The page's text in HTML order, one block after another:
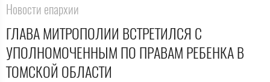
Новости епархии
ГЛАВА МИТРОПОЛИИ ВСТРЕТИЛСЯ С
УПОЛНОМОЧЕННЫМ ПО ПРАВАМ РЕБЕНКА В
ТОМСКОЙ ОБЛАСТИ